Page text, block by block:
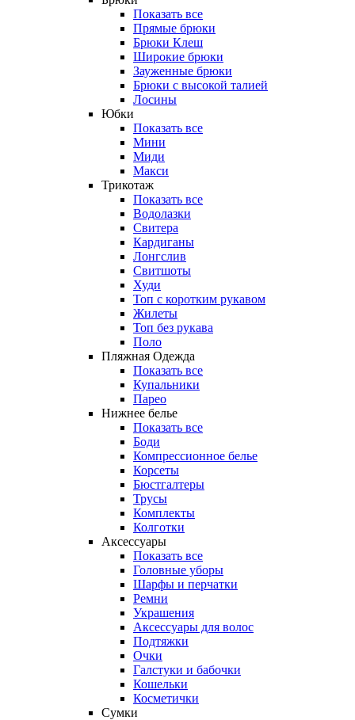
Показать все
Прямые брюки
Брюки Клеш
Широкие брюки
Зауженные брюки
Брюки с высокой талией
Лосины
Юбки
Показать все
Мини
Миди
Макси
Трикотаж
Показать все
Водолазки
Свитера
Кардиганы
Лонгслив
Свитшоты
Худи
Топ с коротким рукавом
Жилеты
Топ без рукава
Поло
Пляжная Одежда
Показать все
Купальники
Парео
Нижнее белье
Показать все
Боди
Компрессионное белье
Корсеты
Бюстгалтеры
Трусы
Комплекты
Колготки
Аксессуары
Показать все
Головные уборы
Шарфы и перчатки
Ремни
Украшения
Аксессуары для волос
Подтяжки
Очки
Галстуки и бабочки
Кошельки
Косметички
Сумки